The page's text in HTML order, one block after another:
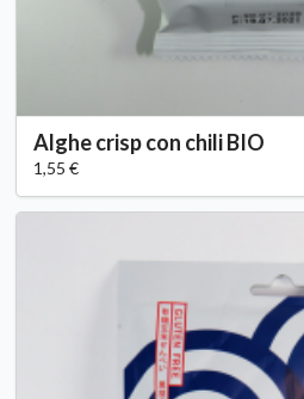
Alghe crisp con chili BIO
1,55 €